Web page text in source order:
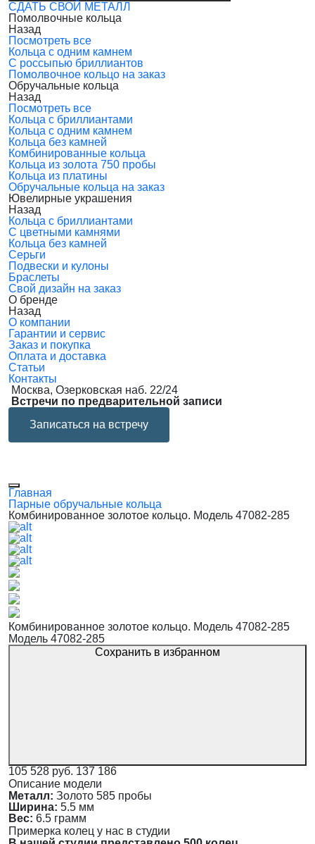
СДАТЬ СВОЙ МЕТАЛЛ
Помолвочные кольца
Назад
Посмотреть все
Кольца с одним камнем
С россыпью бриллиантов
Помолвочное кольцо на заказ
Обручальные кольца
Назад
Посмотреть все
Кольца с бриллиантами
Кольца с одним камнем
Кольца без камней
Комбинированные кольца
Кольца из золота 750 пробы
Кольца из платины
Обручальные кольца на заказ
Ювелирные украшения
Назад
Кольца с бриллиантами
С цветными камнями
Кольца без камней
Серьги
Подвески и кулоны
Браслеты
Свой дизайн на заказ
О бренде
Назад
О компании
Гарантии и сервис
Заказ и покупка
Оплата и доставка
Статьи
Контакты
Москва, Озерковская наб. 22/24
Встречи по предварительной записи
Записаться на встречу
Главная
Парные обручальные кольца
Комбинированное золотое кольцо. Модель 47082-285
Комбинированное золотое кольцо. Модель 47082-285
Модель 47082-285
Сохранить в избранном
105 528 руб. 137 186
Описание модели
Металл: Золото 585 пробы
Ширина: 5.5 мм
Вес: 6.5 грамм
Примерка колец у нас в студии